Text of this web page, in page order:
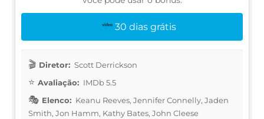
30 dias grátis
Diretor: Scott Derrickson
Avaliação: IMDb 5.5
Elenco: Keanu Reeves, Jennifer Connelly, Jaden
Smith, Jon Hamm, Kathy Bates, John Cleese